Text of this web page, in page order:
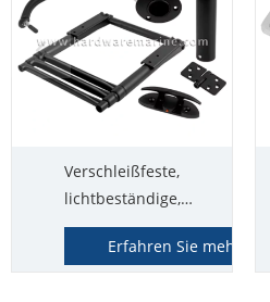
Verschleißfeste,
lichtbeständige,
mattschwarze Marine-
Hardwareteile aus
Erfahren Sie mehr